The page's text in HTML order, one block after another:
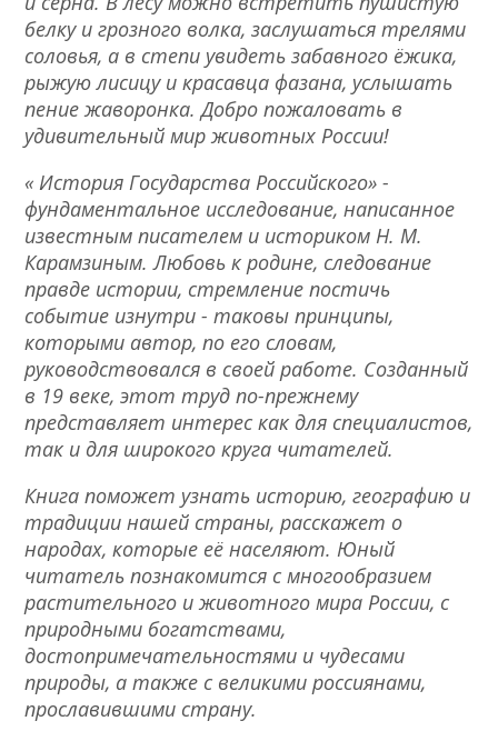
белку и грозного волка, заслушаться трелями
соловья, а в степи увидеть забавного ёжика,
рыжую лисицу и красавца фазана, услышать
пение жаворонка. Добро пожаловать в
удивительный мир животных России!
« История Государства Российского» -
фундаментальное исследование, написанное
известным писателем и историком Н. М.
Карамзиным. Любовь к родине, следование
правде истории, стремление постичь
событие изнутри - таковы принципы,
которыми автор, по его словам,
руководствовался в своей работе. Созданный
в 19 веке, этот труд по-прежнему
представляет интерес как для специалистов,
так и для широкого круга читателей.
Книга поможет узнать историю, географию и
традиции нашей страны, расскажет о
народах, которые её населяют. Юный
читатель познакомится с многообразием
растительного и животного мира России, с
природными богатствами,
достопримечательностями и чудесами
природы, а также с великими россиянами,
прославившими страну.